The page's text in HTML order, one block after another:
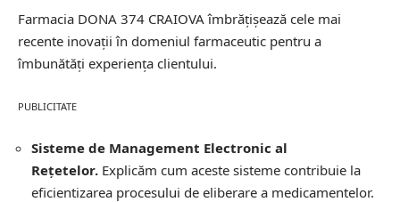
Farmacia DONA 374 CRAIOVA îmbrățișează cele mai
recente inovații în domeniul farmaceutic pentru a
îmbunătăți experiența clientului.
PUBLICITATE
Sisteme de Management Electronic al
Rețetelor. Explicăm cum aceste sisteme contribuie la
eficientizarea procesului de eliberare a medicamentelor.